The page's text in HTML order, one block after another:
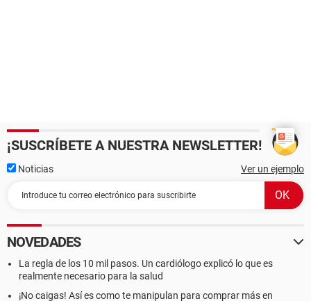
¡SUSCRÍBETE A NUESTRA NEWSLETTER!
Noticias Ver un ejemplo
NOVEDADES
La regla de los 10 mil pasos. Un cardiólogo explicó lo que es
realmente necesario para la salud
¡No caigas! Así es como te manipulan para comprar más en